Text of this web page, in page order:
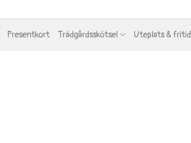
Presentkort Trädgårdsskötsel Uteplats & fritid